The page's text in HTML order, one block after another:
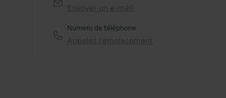
Numéro de téléphone